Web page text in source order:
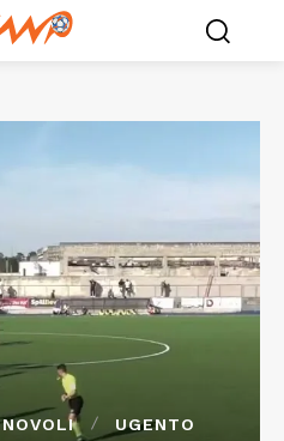
NOVOLI UGENTO